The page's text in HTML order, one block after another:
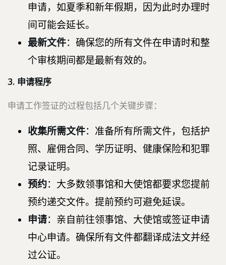
申请，如夏季和新年假期，因为此时办理时
间可能会延长。
最新文件：确保您的所有文件在申请时和整
个审核期间都是最新有效的。
3. 申请程序
申请工作签证的过程包括几个关键步骤：
收集所需文件：准备所有所需文件，包括护
照、雇佣合同、学历证明、健康保险和犯罪
记录证明。
预约：大多数领事馆和大使馆都要求您提前
预约递交文件。提前预约可避免延误。
申请：亲自前往领事馆、大使馆或签证申请
中心申请。确保所有文件都翻译成法文并经
过公证。